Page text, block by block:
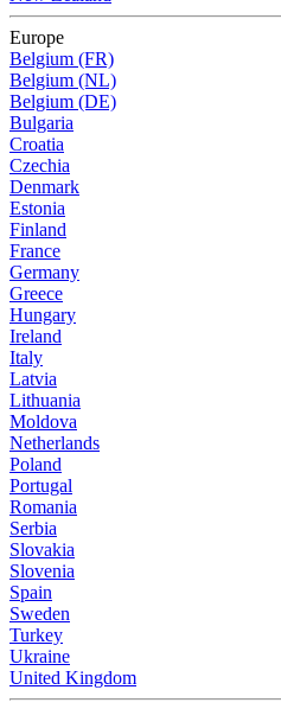
Europe
Belgium (FR)
Belgium (NL)
Belgium (DE)
Bulgaria
Croatia
Czechia
Denmark
Estonia
Finland
France
Germany
Greece
Hungary
Ireland
Italy
Latvia
Lithuania
Moldova
Netherlands
Poland
Portugal
Romania
Serbia
Slovakia
Slovenia
Spain
Sweden
Turkey
Ukraine
United Kingdom